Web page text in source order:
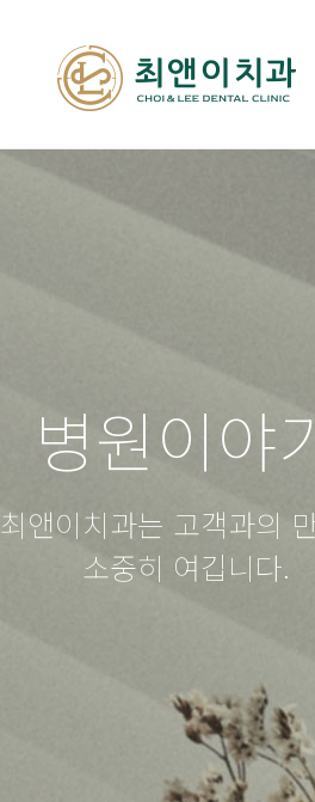
병원이야
최앤이치과는 고객과의
소중히 여깁니다.